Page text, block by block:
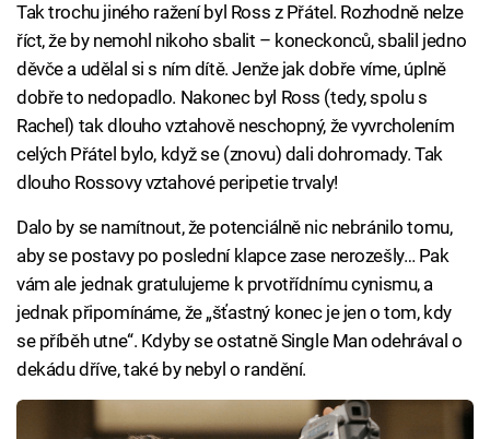
Tak trochu jiného ražení byl Ross z Přátel. Rozhodně nelze
říct, že by nemohl nikoho sbalit – koneckonců, sbalil jedno
děvče a udělal si s ním dítě. Jenže jak dobře víme, úplně
dobře to nedopadlo. Nakonec byl Ross (tedy, spolu s
Rachel) tak dlouho vztahově neschopný, že vyvrcholením
celých Přátel bylo, když se (znovu) dali dohromady. Tak
dlouho Rossovy vztahové peripetie trvaly!
Dalo by se namítnout, že potenciálně nic nebránilo tomu,
aby se postavy po poslední klapce zase nerozešly… Pak
vám ale jednak gratulujeme k prvotřídnímu cynismu, a
jednak připomínáme, že „šťastný konec je jen o tom, kdy
se příběh utne“. Kdyby se ostatně Single Man odehrával o
dekádu dříve, také by nebyl o randění.